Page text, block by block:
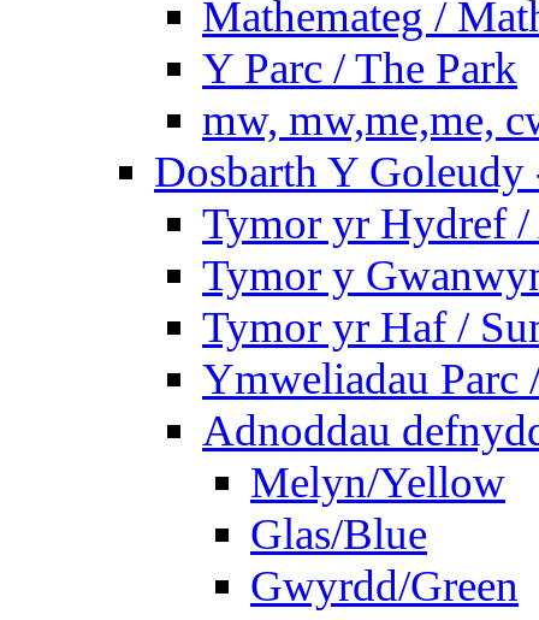
Mathemateg /
Y Parc / The Park
mw, mw,me,me,
Dosbarth Y
Tymor yr Hydref
Tymor y
Tymor yr Haf /
Ymweliadau Parc
Adnoddau
Melyn/Yellow
Glas/Blue
Gwyrdd/Green